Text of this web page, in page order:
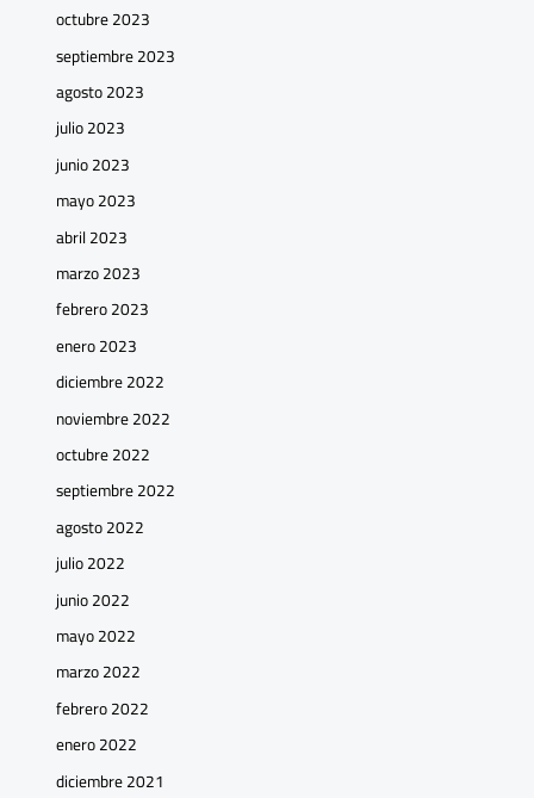
octubre 2023
septiembre 2023
agosto 2023
julio 2023
junio 2023
mayo 2023
abril 2023
marzo 2023
febrero 2023
enero 2023
diciembre 2022
noviembre 2022
octubre 2022
septiembre 2022
agosto 2022
julio 2022
junio 2022
mayo 2022
marzo 2022
febrero 2022
enero 2022
diciembre 2021